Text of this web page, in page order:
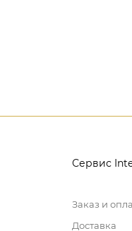
Сервис
Заказ и
Доставка